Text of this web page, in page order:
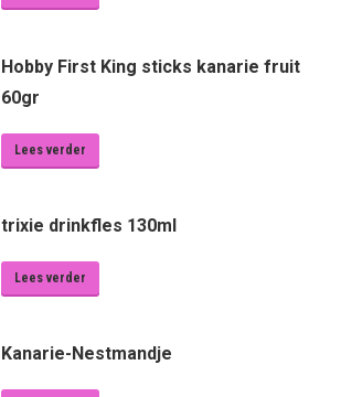
Hobby First King sticks kanarie fruit
60gr
Lees verder
trixie drinkfles 130ml
Lees verder
Kanarie-Nestmandje